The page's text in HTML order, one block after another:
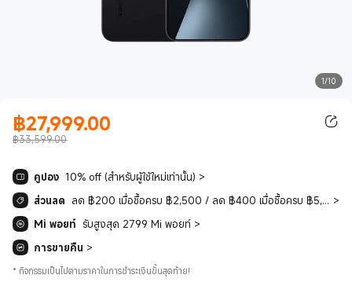
1/10
฿27,999.00
Current Price ฿27999.00
฿33,599.00
คูปอง 10% off (สำหรับผู้ใช้ใหม่เท่านั้น) >
ส่วนลด
ลด ฿200 เมื่อซื้อครบ ฿2,500 / ลด ฿400 เมื่อซื้อครบ ฿5,000 / ลด ฿1,000 เมื่อซื้อครบ ฿10,000 / ลด ฿1,600 เมื่อซื้อครบ ฿15,000 / ลด ฿2,500 เมื่อซื้อครบ ฿20,000 >
Mi พอยท์ รับสูงสุด 2799 Mi พอยท์ >
การขายคืน >
* กิจกรรมเป็นไปตามราคาในการชำระเงินขั้นสุดท้าย!